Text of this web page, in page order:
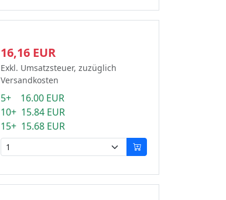
16,16 EUR
Exkl. Umsatzsteuer, zuzüglich
Versandkosten
5+ 16.00 EUR
10+ 15.84 EUR
15+ 15.68 EUR